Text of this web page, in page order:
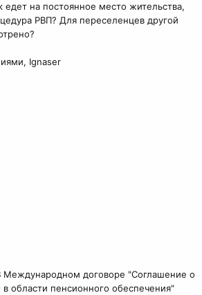
едет на постоянное место жительства,
РВП? Для переселенцев другой
Ignaser
договоре "Соглашение о
в области пенсионного обеспечения"